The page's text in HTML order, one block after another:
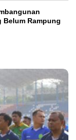
Belum Rampung